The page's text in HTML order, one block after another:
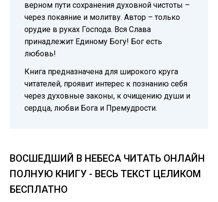
верном пути сохранения духовной чистоты –
через покаяние и молитву. Автор – только
орудие в руках Господа. Вся Слава
принадлежит Единому Богу! Бог есть
любовь!
Книга предназначена для широкого круга
читателей, проявит интерес к познанию себя
через духовные законы, к очищению души и
сердца, любви Бога и Премудрости.
ВОСШЕДШИЙ В НЕБЕСА ЧИТАТЬ ОНЛАЙН
ПОЛНУЮ КНИГУ - ВЕСЬ ТЕКСТ ЦЕЛИКОМ
БЕСПЛАТНО